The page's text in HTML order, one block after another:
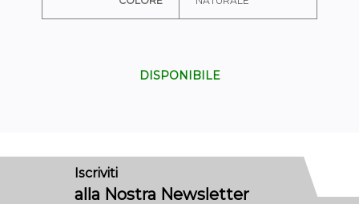
DISPONIBILE
Iscriviti
alla Nostra Newsletter